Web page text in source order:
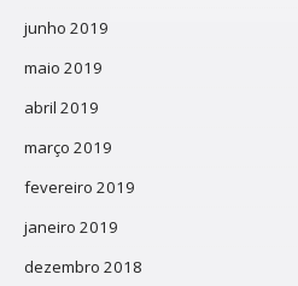
junho 2019
maio 2019
abril 2019
março 2019
fevereiro 2019
janeiro 2019
dezembro 2018